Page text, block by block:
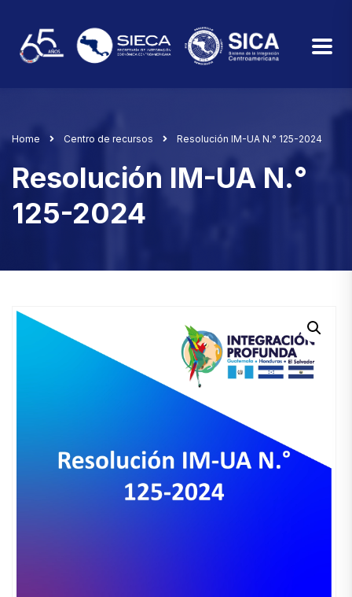
Home Centro de recursos Resolución IM-UA N.° 125-2024
Resolución IM-UA N.°
125-2024